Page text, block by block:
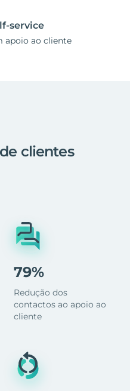
service
apoio ao cliente
clientes
79%
Redução dos
contactos ao apoio ao
cliente